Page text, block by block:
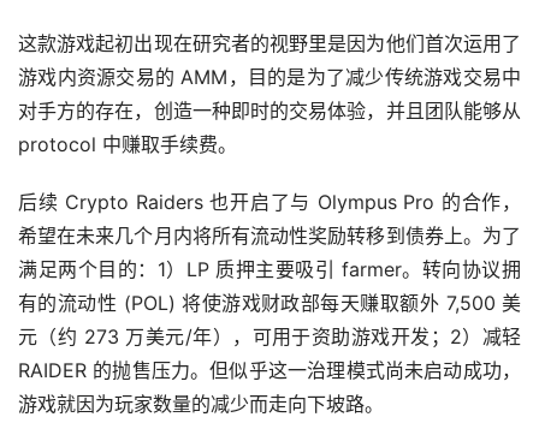
这款游戏起初出现在研究者的视野里是因为他们首次运用了
游戏内资源交易的 AMM，目的是为了减少传统游戏交易中
对手方的存在，创造一种即时的交易体验，并且团队能够从
protocol 中赚取手续费。
后续 Crypto Raiders 也开启了与 Olympus Pro 的合作，
希望在未来几个月内将所有流动性奖励转移到债券上。为了
满足两个目的：1）LP 质押主要吸引 farmer。转向协议拥
有的流动性 (POL) 将使游戏财政部每天赚取额外 7,500 美
元（约 273 万美元/年），可用于资助游戏开发；2）减轻
RAIDER 的抛售压力。但似乎这一治理模式尚未启动成功，
游戏就因为玩家数量的减少而走向下坡路。